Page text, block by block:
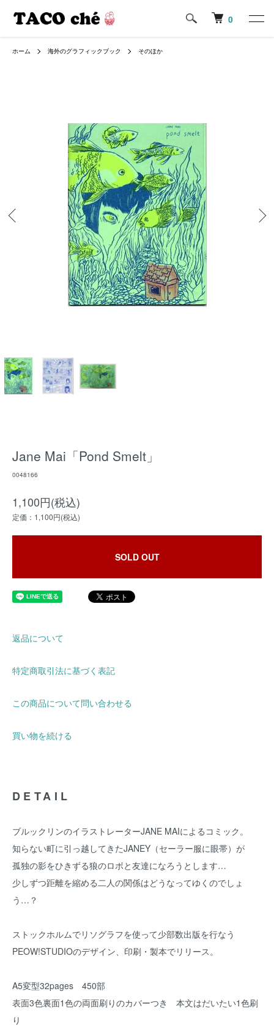
0
ホーム 海外のグラフィックブック そのほか
Jane Mai「Pond Smelt」
0048166
1,100円(税込)
定価：1,100円(税込)
SOLD OUT
返品について
特定商取引法に基づく表記
この商品について問い合わせる
買い物を続ける
DETAIL
ブルックリンのイラストレーターJANE MAIによるコミック。
知らない町に引っ越してきたJANEY（セーラー服に眼帯）が
孤独の影をひきずる狼のロボと友達になろうとします…
少しずつ距離を縮める二人の関係はどうなってゆくのでしょ
う…？
ストックホルムでリソグラフを使って少部数出版を行なう
PEOW!STUDIOのデザイン、印刷・製本でリリース。
A5変型32pages 450部
表面3色裏面1色の両面刷りのカバーつき 本文はだいたい1色刷
り